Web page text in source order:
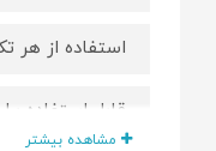
استفاده از هر
قابل استفاده
مشاهده بیشتر